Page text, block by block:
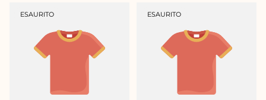
ETICHETTA
PRODOTTO:
ESAURITO
ETICHETTA
PRODOTTO:
ESAURITO